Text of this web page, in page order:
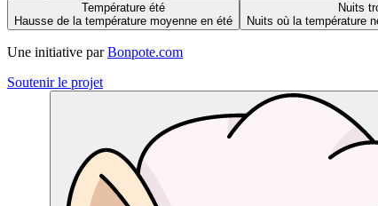
Température été
Hausse de la température moyenne en été
Nuits
Nuits où la température
Une initiative par Bonpote.com
Soutenir le projet